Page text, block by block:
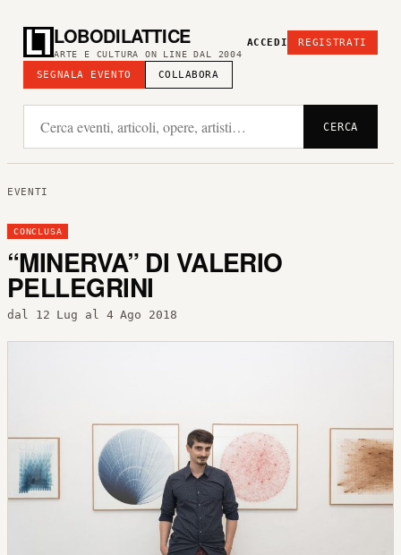
LOBODILATTICE
ARTE E CULTURA ON LINE DAL 2004
SEGNALA EVENTO COLLABORA
ACCEDI REGISTRATI
CERCA
EVENTI
CONCLUSA
“MINERVA” DI VALERIO
PELLEGRINI
dal 12 Lug al 4 Ago 2018